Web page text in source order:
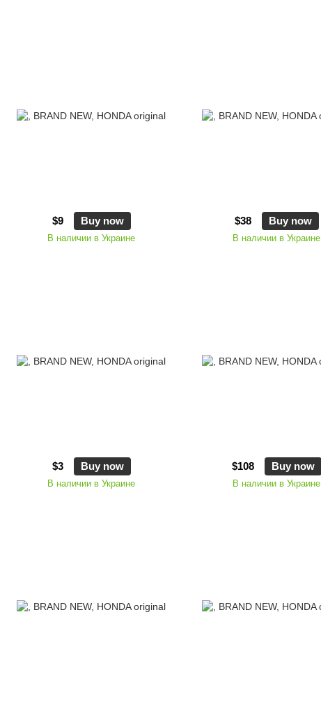
$9 Buy now
В наличии в Украине
$38 Buy now
В наличии в Украине
$3 Buy now
В наличии в Украине
$108 Buy now
В наличии в Украине